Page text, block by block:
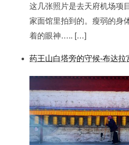
这几张照片是去天府机场项
家面馆里拍到的。瘦弱的身
着的眼神….. […]
药王山白塔旁的守候-布达拉